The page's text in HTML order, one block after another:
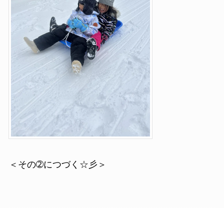
＜その➁につづく☆彡＞